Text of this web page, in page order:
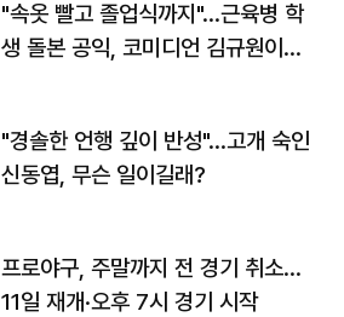
"속옷 빨고 졸업식까지"…근육병 학
생 돌본 공익, 코미디언 김규원이었
"경솔한 언행 깊이 반성"…고개 숙인
신동엽, 무슨 일이길래?
프로야구, 주말까지 전 경기 취소…
11일 재개·오후 7시 경기 시작